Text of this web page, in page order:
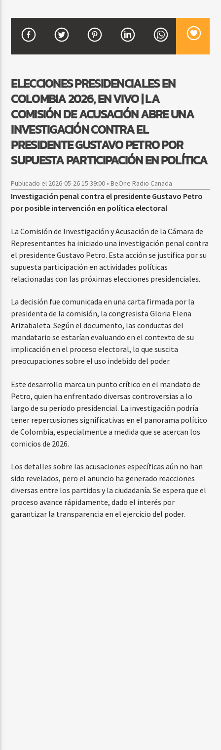
ELECCIONES PRESIDENCIALES EN
COLOMBIA 2026, EN VIVO | LA
COMISIÓN DE ACUSACIÓN ABRE UNA
INVESTIGACIÓN CONTRA EL
PRESIDENTE GUSTAVO PETRO POR
SUPUESTA PARTICIPACIÓN EN POLÍTICA
Publicado el 2026-05-26 15:39:00 • BeOne Radio Canada
Investigación penal contra el presidente Gustavo Petro
por posible intervención en política electoral
La Comisión de Investigación y Acusación de la Cámara de
Representantes ha iniciado una investigación penal contra
el presidente Gustavo Petro. Esta acción se justifica por su
supuesta participación en actividades políticas
relacionadas con las próximas elecciones presidenciales.
La decisión fue comunicada en una carta firmada por la
presidenta de la comisión, la congresista Gloria Elena
Arizabaleta. Según el documento, las conductas del
mandatario se estarían evaluando en el contexto de su
implicación en el proceso electoral, lo que suscita
preocupaciones sobre el uso indebido del poder.
Este desarrollo marca un punto crítico en el mandato de
Petro, quien ha enfrentado diversas controversias a lo
largo de su periodo presidencial. La investigación podría
tener repercusiones significativas en el panorama político
de Colombia, especialmente a medida que se acercan los
comicios de 2026.
Los detalles sobre las acusaciones específicas aún no han
sido revelados, pero el anuncio ha generado reacciones
diversas entre los partidos y la ciudadanía. Se espera que el
proceso avance rápidamente, dado el interés por
garantizar la transparencia en el ejercicio del poder.